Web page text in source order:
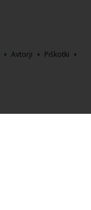
Avtorji
Piškotki